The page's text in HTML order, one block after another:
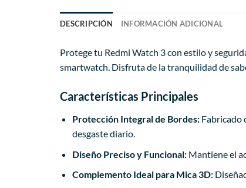
DESCRIPCIÓN INFORMACIÓN ADICIONAL
Protege tu Redmi Watch 3 con estilo y
smartwatch. Disfruta de la tranquilidad de
Características Principales
Protección Integral de Bordes:Fabricado
desgaste diario.
Diseño Preciso y Funcional:Mantiene el
Complemento Ideal para Mica 3D: